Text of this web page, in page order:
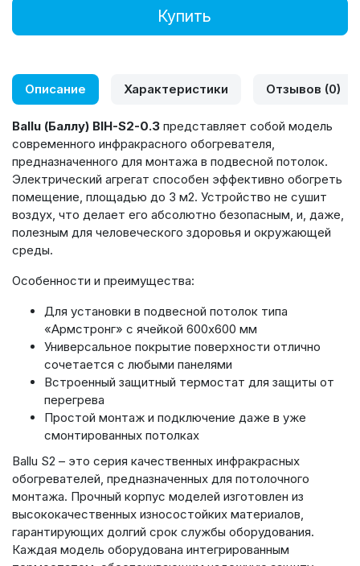
Купить
Описание Характеристики Отзывов (0)
Ballu (Баллу) BIH-S2-0.3 представляет собой модель
современного инфракрасного обогревателя,
предназначенного для монтажа в подвесной потолок.
Электрический агрегат способен эффективно обогреть
помещение, площадью до 3 м2. Устройство не сушит
воздух, что делает его абсолютно безопасным, и, даже,
полезным для человеческого здоровья и окружающей
среды.
Особенности и преимущества:
Для установки в подвесной потолок типа
«Армстронг» с ячейкой 600х600 мм
Универсальное покрытие поверхности отлично
сочетается с любыми панелями
Встроенный защитный термостат для защиты от
перегрева
Простой монтаж и подключение даже в уже
смонтированных потолках
Ballu S2 – это серия качественных инфракрасных
обогревателей, предназначенных для потолочного
монтажа. Прочный корпус моделей изготовлен из
высококачественных износостойких материалов,
гарантирующих долгий срок службы оборудования.
Каждая модель оборудована интегрированным